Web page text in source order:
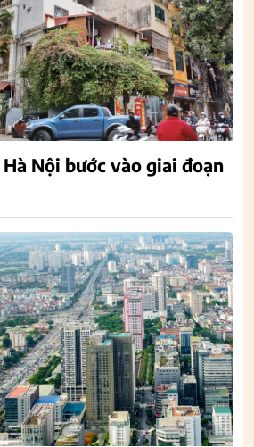
Nội bước vào giai đoạn